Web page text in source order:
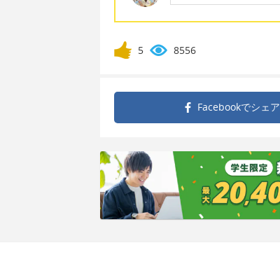
5 8556
Facebookでシェア